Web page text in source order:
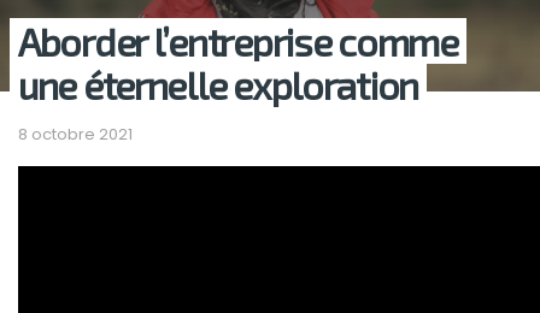
Aborder l’entreprise comme
une éternelle exploration
8 octobre 2021